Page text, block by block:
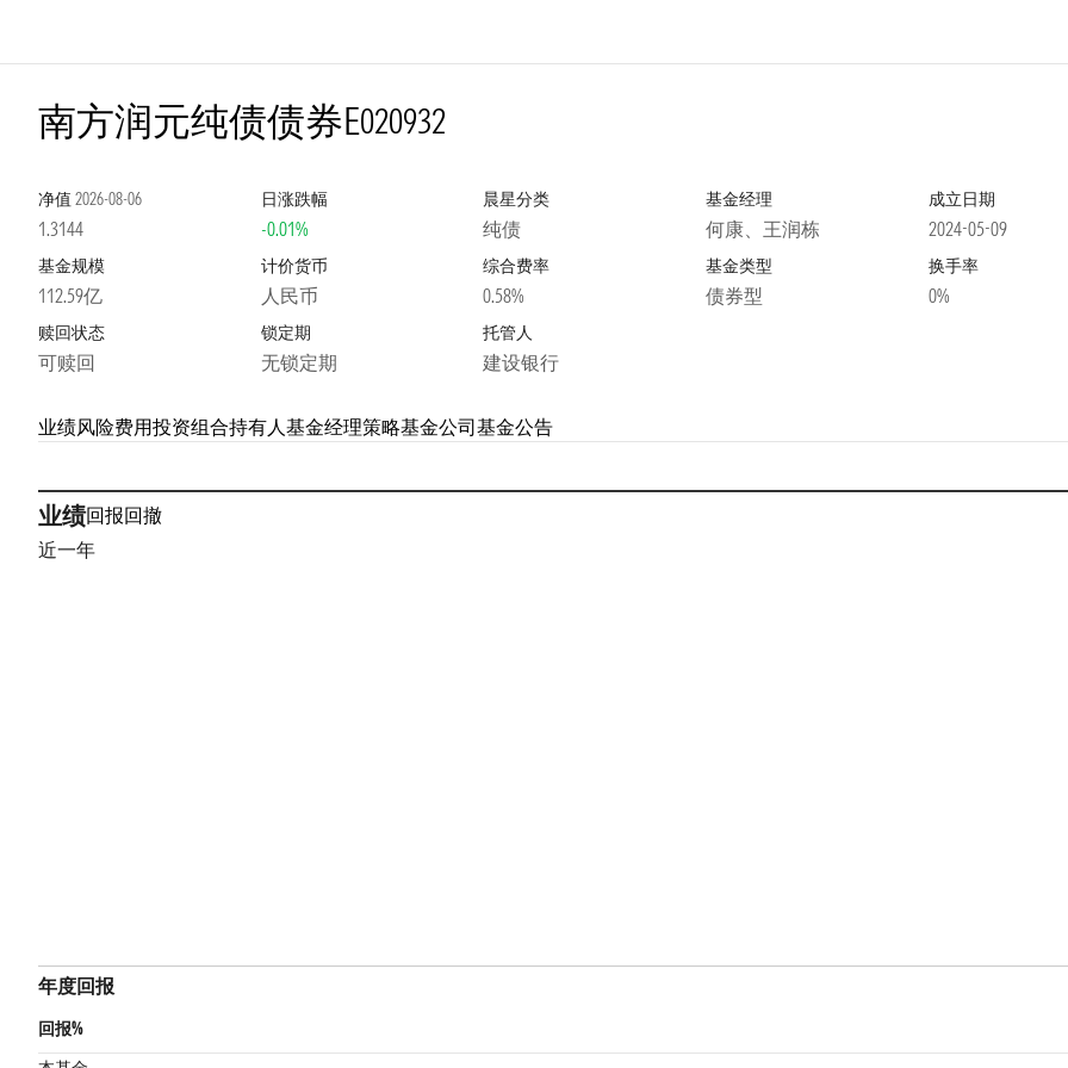
南方润元纯债债券E020932
净值 2026-08-06
1.3144
日涨跌幅
-0.01%
晨星分类
纯债
基金经理
何康、王润栋
成立日期
2024-05-09
基金规模
112.59亿
计价货币
人民币
综合费率
0.58%
基金类型
债券型
换手率
0%
赎回状态
可赎回
锁定期
无锁定期
托管人
建设银行
业绩风险费用投资组合持有人基金经理策略基金公司基金公告
业绩回报回撤
近一年
年度回报
回报%